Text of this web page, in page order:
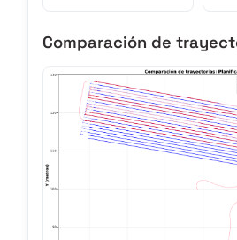
Comparación de